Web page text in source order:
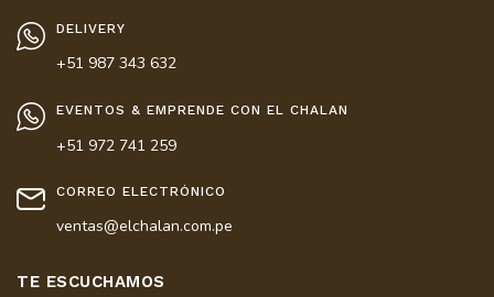
DELIVERY
+51 987 343 632
EVENTOS & EMPRENDE CON EL CHALAN
+51 972 741 259
CORREO ELECTRÓNICO
ventas@elchalan.com.pe
TE ESCUCHAMOS